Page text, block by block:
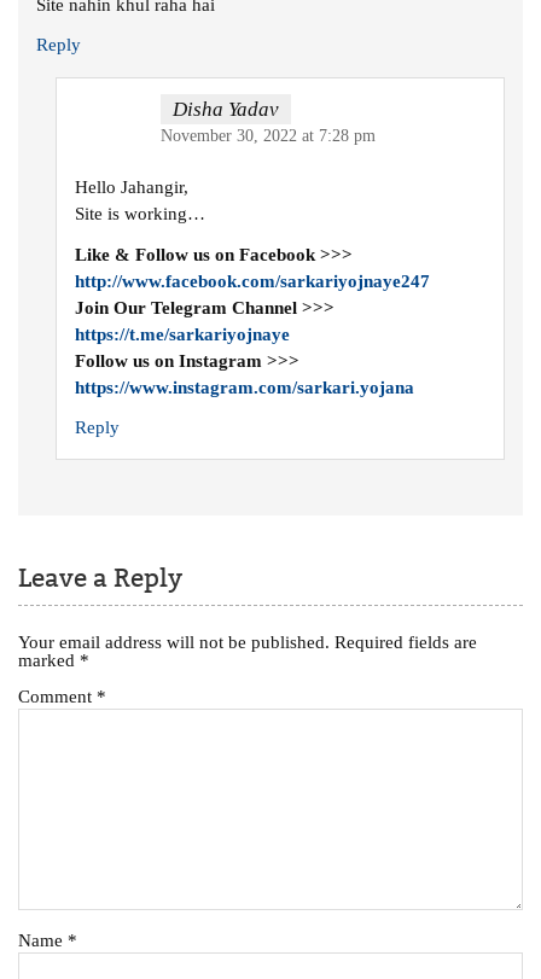
Site nahin khul raha hai
Reply
Disha Yadav
November 30, 2022 at 7:28 pm
Hello Jahangir,
Site is working…
Like & Follow us on Facebook >>>
http://www.facebook.com/sarkariyojnaye247
Join Our Telegram Channel >>>
https://t.me/sarkariyojnaye
Follow us on Instagram >>>
https://www.instagram.com/sarkari.yojana
Reply
Leave a Reply
Your email address will not be published. Required fields are
marked *
Comment *
Name *